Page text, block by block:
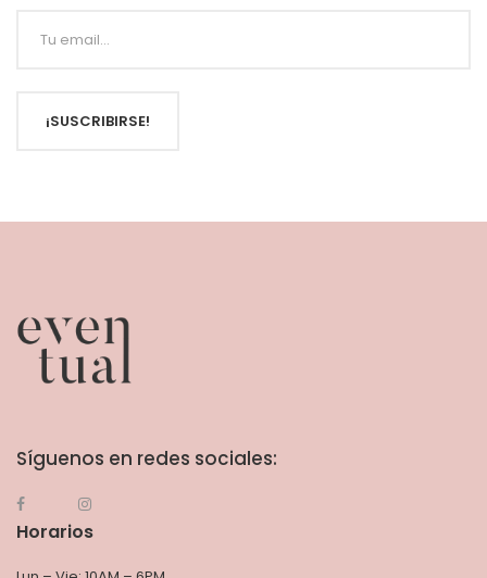
¡SUSCRIBIRSE!
Síguenos en redes sociales:
Horarios